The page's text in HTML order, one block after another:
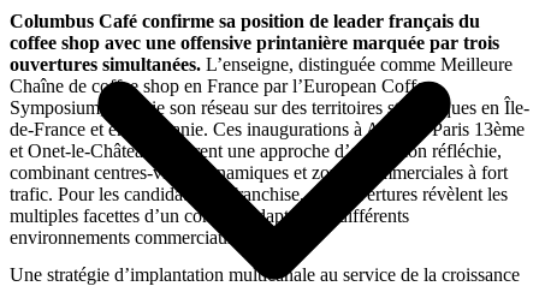
Columbus Café confirme sa position de leader français du
coffee shop avec une offensive printanière marquée par trois
ouvertures simultanées. L’enseigne, distinguée comme Meilleure
Chaîne de coffee shop en France par l’European Coffee
Symposium, déploie son réseau sur des territoires stratégiques en Île-
de-France et en Occitanie. Ces inaugurations à Antony, Paris 13ème
et Onet-le-Château illustrent une approche d’expansion réfléchie,
combinant centres-villes dynamiques et zones commerciales à fort
trafic. Pour les candidats à la franchise, ces ouvertures révèlent les
multiples facettes d’un concept adaptable à différents
environnements commerciaux.
Une stratégie d’implantation multicanale au service de la croissance